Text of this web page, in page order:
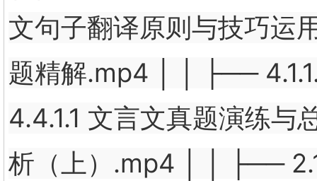
文句子翻译原则与技巧运
题精解.mp4 │ │ ├──
4.4.1.1 文言文真题演练
析（上）.mp4 │ │ ├──